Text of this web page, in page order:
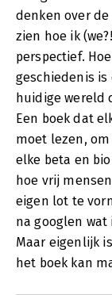
denken over
zien hoe ik
perspectief.
geschiedenis
huidige wereld
Een boek dat
moet lezen,
elke beta en
hoe vrij
eigen lot te
na googlen wat
Maar eigenlijk
het boek kan